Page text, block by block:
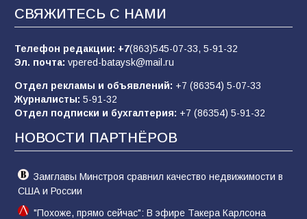
«Слухами Москву не возьмёшь»: почему
заявления Киева о мобилизации — это
отчаяние, а не разведка
81 02.08.2026
Морской квест в детском саду: как
воспитанники спасали Нептуна
74 01.08.2026
СВЯЖИТЕСЬ С НАМИ
Телефон редакции: +7(863)545-07-33, 5-91-32
Эл. почта: vpered-bataysk@mail.ru
Отдел рекламы и объявлений: +7 (86354) 5-07-33
Журналисты: 5-91-32
Отдел подписки и бухгалтерия: +7 (86354) 5-91-32
НОВОСТИ ПАРТНЁРОВ
Замглавы Минстроя сравнил качество недвижимости в
США и России
"Похоже, прямо сейчас": В эфире Такера Карлсона